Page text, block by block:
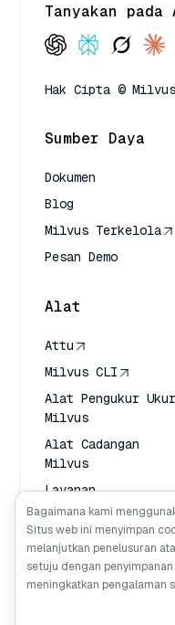
Tanyakan
Hak Cipta ©
Sumber Daya
Dokumen
Blog
Milvus Terkelola
Pesan Demo
Alat
Attu
Milvus CLI
Alat Pengukur
Milvus
Alat Cadangan
Milvus
Layanan
Transportasi
(VTS)
Deep Searcher
Konteks Claude
Bagaimana kami
Situs web ini menyimpan
melanjutkan penelusuran
setuju dengan
meningkatkan pengalaman